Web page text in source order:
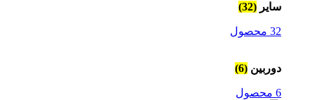
سایر (32)
32 محصول
دوربین (6)
6 محصول